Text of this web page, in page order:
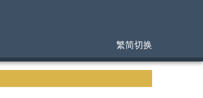
繁简切换